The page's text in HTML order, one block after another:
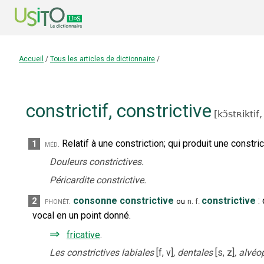
Accueil / Tous les articles de dictionnaire /
constrictif, constrictive [kɔ̃stʀiktif,
1 méd. Relatif à une constriction; qui produit une
Douleurs constrictives.
Péricardite constrictive.
2 phonét. consonne constrictive ou n. f. constrictive :
vocal en un point donné.
⇒ fricative.
Les constrictives labiales [f, v], dentales [s, z],